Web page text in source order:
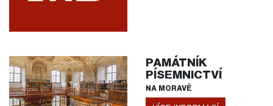
PAMÁTNÍK
PÍSEMNICTVÍ
NA MORAVĚ